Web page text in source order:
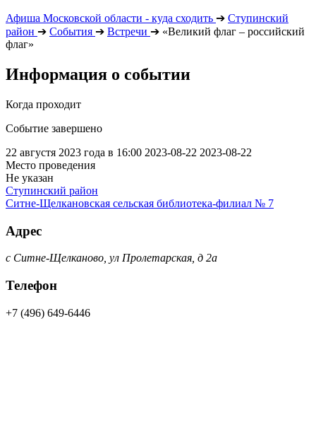
Афиша Московской области - куда сходить ➔ Ступинский
район ➔ События ➔ Встречи ➔ «Великий флаг – российский
флаг»
Информация о событии
Когда проходит
Событие завершено
22 августя 2023 года в 16:00 2023-08-22 2023-08-22
Место проведения
Не указан
Ступинский район
Ситне-Щелкановская сельская библиотека-филиал № 7
Адрес
с Ситне-Щелканово, ул Пролетарская, д 2а
Телефон
+7 (496) 649-6446